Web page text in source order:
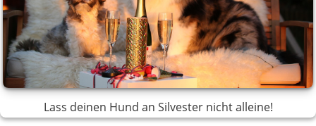
Lass deinen Hund an Silvester nicht alleine!